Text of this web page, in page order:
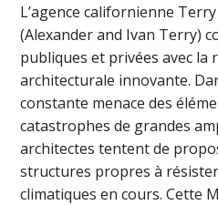
L’agence californienne
(Alexander and Ivan Terry)
publiques et privées avec la
architecturale innovante.
constante menace des
catastrophes de grandes
architectes tentent de
structures propres à
climatiques en cours. Cette